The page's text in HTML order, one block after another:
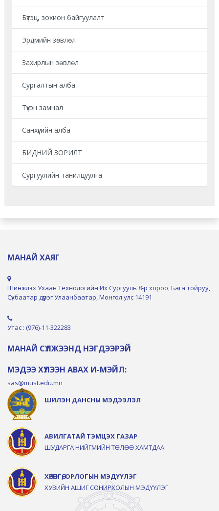
Бүтэц, зохион байгуулалт
Эрдмийн зөвлөл
Захирлын зөвлөл
Сургалтын алба
Түүхэн замнал
Санхүүгийн алба
БИДНИЙ ЗОРИЛТ
Сургуулийн танилцуулга
МАНАЙ ХАЯГ
Шинжлэх Ухаан Технологийн Их Сургууль 8-р хороо, Бага тойруу,
Сүхбаатар дүүрэг Улаанбаатар, Монгол улс 14191
Утас : (976)-11-322283
МАНАЙ СҮЛЖЭЭНД НЭГДЭЭРЭЙ
МЭДЭЭ ХҮЛЭЭН АВАХ И-МЭЙЛ:
sas@must.edu.mn
ШИЛЭН ДАНСНЫ МЭДЭЭЛЭЛ
АВИЛГАТАЙ ТЭМЦЭХ ГАЗАР
ШУДАРГА НИЙГМИЙН ТӨЛӨӨ ХАМТДАА
ХӨРӨНГӨ, ОРЛОГЫН МЭДҮҮЛЭГ
ХУВИЙН АШИГ СОНИРХОЛЫН МЭДҮҮЛЭГ